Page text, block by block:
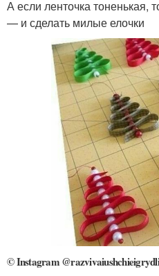
А если ленточка тоненькая,
— и сделать милые елочки
© Instagram